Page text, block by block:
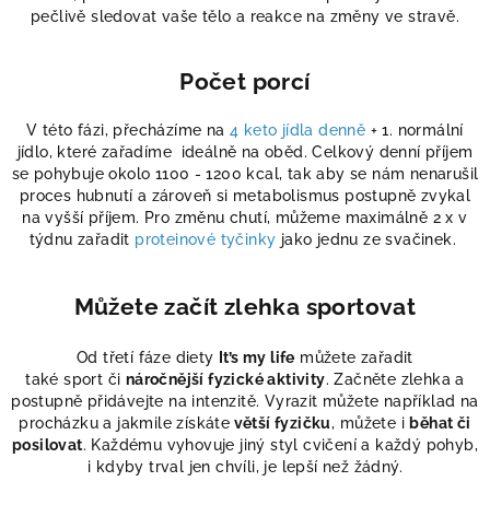
pečlivě sledovat vaše tělo a reakce na změny ve stravě.
Počet porcí
V této fázi, přecházíme na 4 keto jídla denně + 1. normální
jídlo, které zařadíme ideálně na oběd. Celkový denní příjem
se pohybuje okolo 1100 - 1200 kcal, tak aby se nám nenarušil
proces hubnutí a zároveň si metabolismus postupně zvykal
na vyšší příjem. Pro změnu chutí, můžeme maximálně 2 x v
týdnu zařadit proteinové tyčinky jako jednu ze svačinek.
Můžete začít zlehka sportovat
Od třetí fáze diety It’s my life můžete zařadit
také sport či náročnější fyzické aktivity. Začněte zlehka a
postupně přidávejte na intenzitě. Vyrazit můžete například na
procházku a jakmile získáte větší fyzičku, můžete i běhat či
posilovat. Každému vyhovuje jiný styl cvičení a každý pohyb,
i kdyby trval jen chvíli, je lepší než žádný.